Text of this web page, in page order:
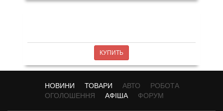
КУПИТЬ
НОВИНИ ТОВАРИ АВТО
РОБОТА
ОГОЛОШЕННЯ
АФІША ФОРУМ